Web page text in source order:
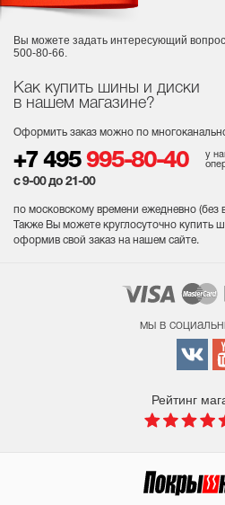
Как купить шины и диски
в нашем магазине?
Оформить заказ можно по
+7 495 995-80-40
у
с 9-00 до 21-00
по московскому времени ежедневно (без
Также Вы можете круглосуточно купить
оформив свой заказ на нашем сайте.
Вы можете задать интересующий вопрос
500-80-66.
мы в
Рейтинг